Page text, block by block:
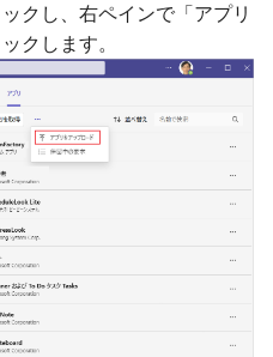
クし、右ペインで「アプリ
クします。